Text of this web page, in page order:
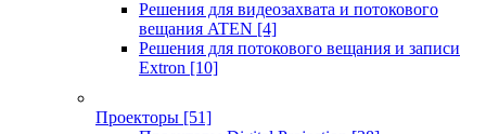
Решения для видеозахвата и потокового
вещания ATEN [4]
Решения для потокового вещания и записи
Extron [10]
Проекторы [51]